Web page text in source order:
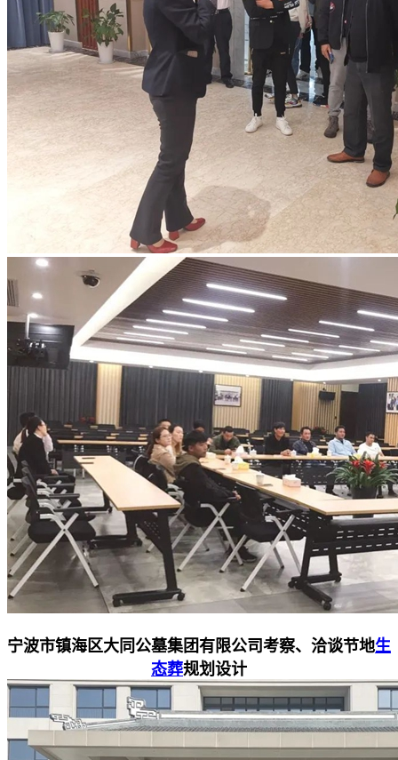
宁波市镇海区大同公墓集团有限公司考察、洽谈节地生
态葬规划设计